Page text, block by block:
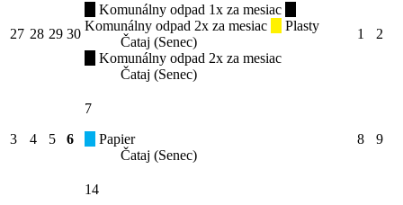
27 28 29 30
Komunálny odpad 1x za mesiac
Komunálny odpad 2x za mesiac
Plasty
Čataj (Senec)
Komunálny odpad 2x za mesiac
Čataj (Senec)
1 2
3 4 5 6
7
Papier
Čataj (Senec)
8 9
14